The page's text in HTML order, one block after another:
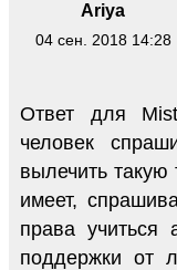
Ariya
04 сен. 2018 14:28
Ответ для
человек
вылечить такую
имеет,
права
поддержки от